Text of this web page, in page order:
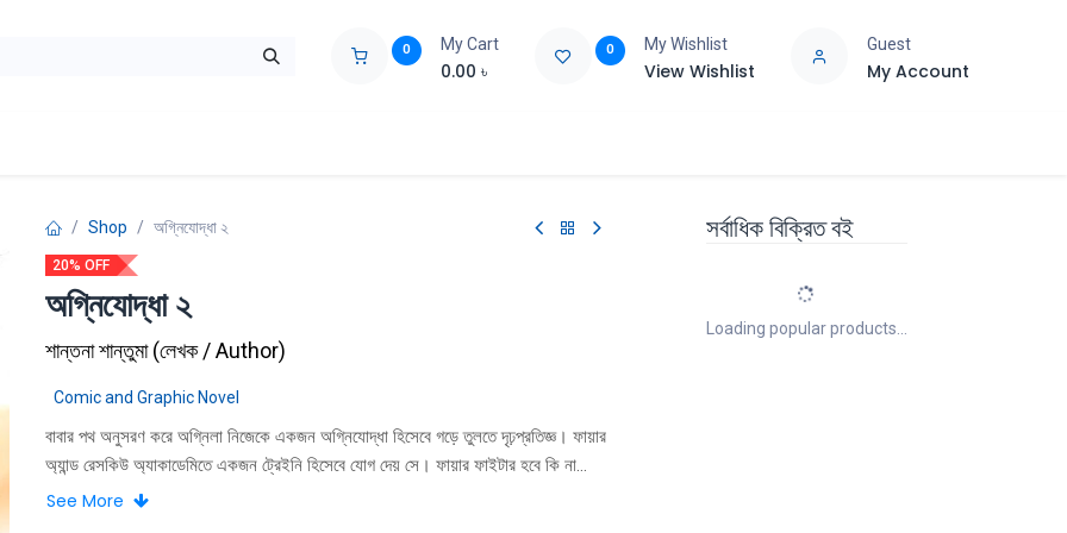
0 My Cart
0.00 ৳
0 My Wishlist
View Wishlist
Guest
My Account
Shop অগ্নিযোদ্ধা ২
20% OFF
অগ্নিযোদ্ধা ২
শান্তনা শান্তুমা(লেখক / Author)
Comic and Graphic Novel
বাবার পথ অনুসরণ করে অগ্নিলা নিজেকে একজন অগ্নিযােদ্ধা হিসেবে গড়ে তুলতে দৃঢ়প্রতিজ্ঞ। ফায়ার
অ্যান্ড রেসকিউ অ্যাকাডেমিতে একজন ট্রেইনি হিসেবে যােগ দেয় সে। ফায়ার ফাইটার হবে কি না
একটা মেয়ে! সহশিক্ষার্থীরা বাঁকা চোখে তাকায় তার দিকে। কমব্যাট ইন্সট্রাক্টর ঋদ্ধ স্যার তাকে ভালাে
See More
সর্বাধিক বিক্রিত বই
Loading popular products...